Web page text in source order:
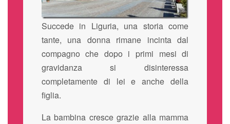
Succede in Liguria, una storia come
tante, una donna rimane incinta dal
compagno che dopo i primi mesi di
gravidanza si disinteressa
completamente di lei e anche della
figlia.
La bambina cresce grazie alla mamma